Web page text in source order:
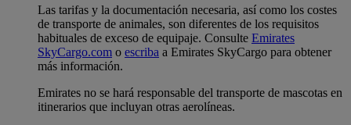
Las tarifas y la documentación necesaria, así como los costes
de transporte de animales, son diferentes de los requisitos
habituales de exceso de equipaje. Consulte Emirates
SkyCargo.com o escriba a Emirates SkyCargo para obtener
más información.
Emirates no se hará responsable del transporte de mascotas en
itinerarios que incluyan otras aerolíneas.